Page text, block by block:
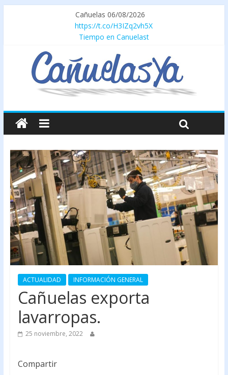
Cañuelas 06/08/2026
https://t.co/H3IZq2vh5X
Tiempo en Canuelast
ACTUALIDAD INFORMACIÓN GENERAL
Cañuelas exporta
lavarropas.
25 noviembre, 2022
Compartir